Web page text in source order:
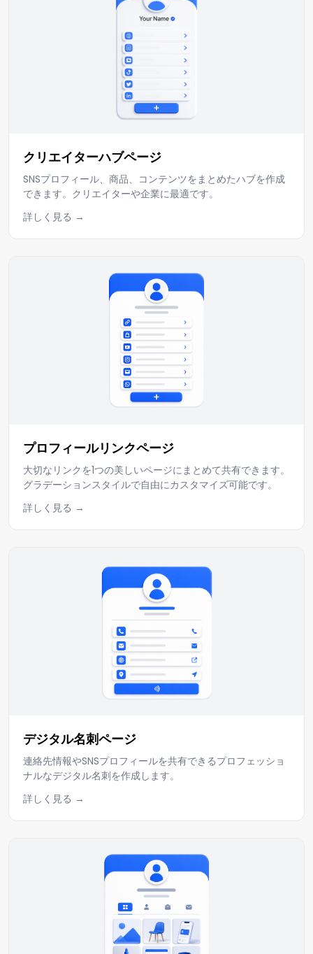
クリエイターハブページ
SNSプロフィール、商品、コンテンツをまとめたハブを作成
できます。クリエイターや企業に最適です。
詳しく見る
プロフィールリンクページ
大切なリンクを1つの美しいページにまとめて共有できます。
グラデーションスタイルで自由にカスタマイズ可能です。
詳しく見る
デジタル名刺ページ
連絡先情報やSNSプロフィールを共有できるプロフェッショ
ナルなデジタル名刺を作成します。
詳しく見る